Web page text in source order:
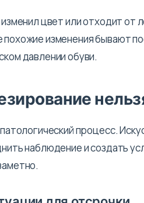
цвет или отходит от
похожие изменения бывают
давлении обуви.
процесс.
наблюдение и создать